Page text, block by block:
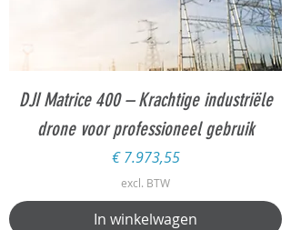
DJI Matrice 400 – Krachtige industriële
drone voor professioneel gebruik
Prijs
€ 7.973,55
excl. BTW
In winkelwagen